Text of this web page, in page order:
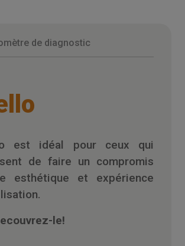
de diagnostic
est idéal pour ceux qui
de faire un compromis
esthétique et expérience
le!